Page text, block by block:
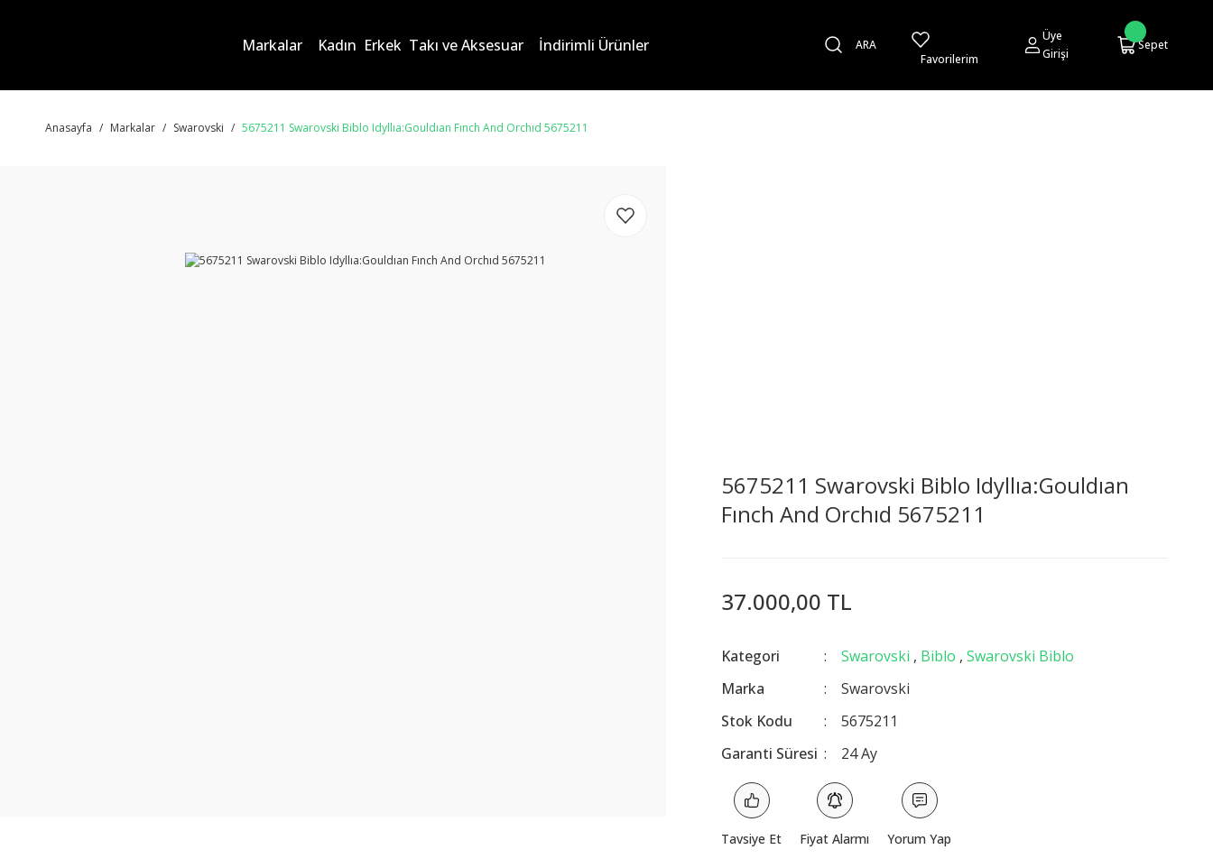
Markalar Kadın Erkek Takı ve Aksesuar İndirimli Ürünler
ARA
Favorilerim
Üye
Girişi
Sepet
Anasayfa Markalar Swarovski 5675211 Swarovski Biblo Idyllıa:Gouldıan Fınch And Orchıd 5675211
5675211 Swarovski Biblo Idyllıa:Gouldıan
Fınch And Orchıd 5675211
37.000,00 TL
Kategori Swarovski , Biblo , Swarovski Biblo
Marka
Swarovski
Stok Kodu
5675211
Garanti Süresi
24 Ay
Tavsiye Et Fiyat Alarmı Yorum Yap